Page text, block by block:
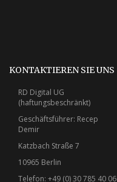
KONTAKTIEREN SIE UNS
RD Digital UG
(haftungsbeschränkt)
Geschäftsführer: Recep
Demir
Katzbach Straße 7
10965 Berlin
Telefon: +49 (0) 30 785 40 06